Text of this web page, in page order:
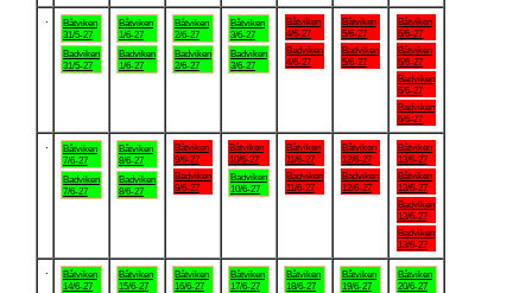
Båtviken
31/5-27
Badviken
31/5-27
Båtviken
1/6-27
Badviken
1/6-27
Båtviken
2/6-27
Badviken
2/6-27
Båtviken
3/6-27
Badviken
3/6-27
Båtviken
4/6-27
Badviken
4/6-27
Båtviken
5/6-27
Badviken
5/6-27
Båtviken
6/6-27
Båtviken
6/6-27
Badviken
6/6-27
Badviken
6/6-27
Båtviken
7/6-27
Badviken
7/6-27
Båtviken
8/6-27
Badviken
8/6-27
Båtviken
9/6-27
Badviken
9/6-27
Båtviken
10/6-27
Badviken
10/6-27
Båtviken
11/6-27
Badviken
11/6-27
Båtviken
12/6-27
Badviken
12/6-27
Båtviken
13/6-27
Båtviken
13/6-27
Badviken
13/6-27
Badviken
13/6-27
Båtviken
14/6-27
Båtviken
15/6-27
Båtviken
16/6-27
Båtviken
17/6-27
Båtviken
18/6-27
Båtviken
19/6-27
Båtviken
20/6-27